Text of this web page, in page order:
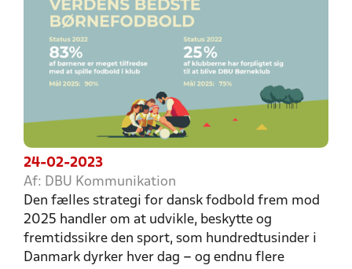
24-02-2023
Af: DBU Kommunikation
Den fælles strategi for dansk fodbold frem mod
2025 handler om at udvikle, beskytte og
fremtidssikre den sport, som hundredtusinder i
Danmark dyrker hver dag – og endnu flere